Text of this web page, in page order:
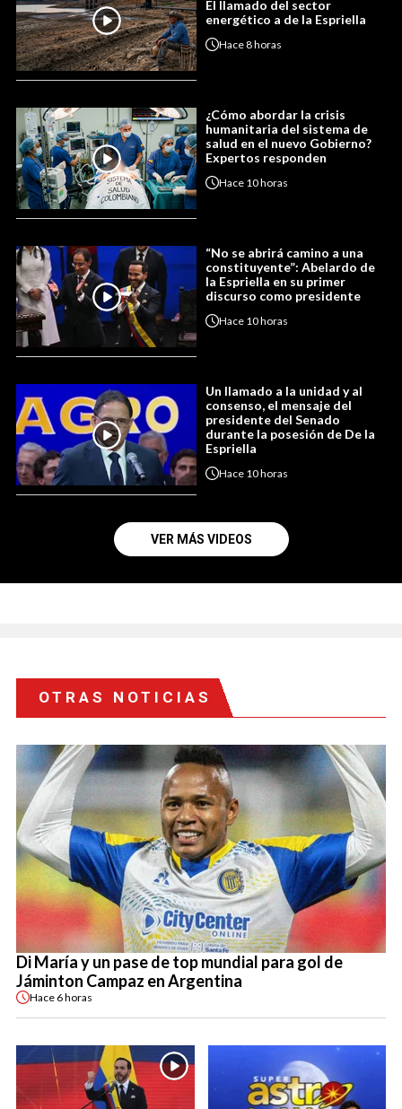
El llamado del sector
energético a de la Espriella
Hace8 horas
¿Cómo abordar la crisis
humanitaria del sistema de
salud en el nuevo Gobierno?
Expertos responden
Hace 10 horas
“No se abrirá camino a una
constituyente”: Abelardo de
la Espriella en su primer
discurso como presidente
Hace 10 horas
Un llamado a la unidad y al
consenso, el mensaje del
presidente del Senado
durante la posesión de De la
Espriella
Hace 10 horas
VER MÁS VIDEOS
OTRAS NOTICIAS
Di María y un pase de top mundial para gol de
Jáminton Campaz en Argentina
Hace 6 horas